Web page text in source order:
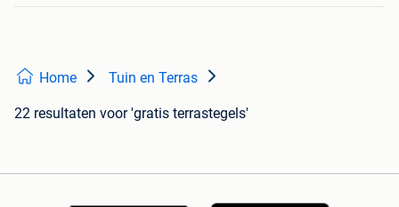
Home Tuin en Terras
22 resultaten voor 'gratis terrastegels'